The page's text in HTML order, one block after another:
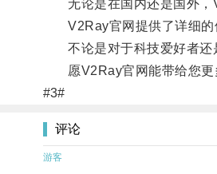
无论是在国内还是国外，
V2Ray官网提供了详细的
不论是对于科技爱好者还
愿V2Ray官网能带给您更
#3#
评论
游客